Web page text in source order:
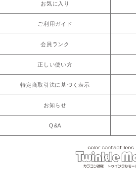
お気に入り
ご利用ガイド
会員ランク
正しい使い方
特定商取引法に基づく表示
お知らせ
Q&A